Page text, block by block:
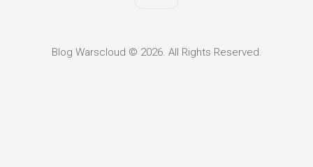
Blog Warscloud © 2026. All Rights Reserved.